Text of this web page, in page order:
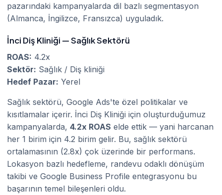
pazarındaki kampanyalarda dil bazlı segmentasyon
(Almanca, İngilizce, Fransızca) uyguladık.
İnci Diş Kliniği — Sağlık Sektörü
ROAS: 4.2x
Sektör: Sağlık / Diş kliniği
Hedef Pazar: Yerel
Sağlık sektörü, Google Ads'te özel politikalar ve
kısıtlamalar içerir. İnci Diş Kliniği için oluşturduğumuz
kampanyalarda, 4.2x ROAS elde ettik — yani harcanan
her 1 birim için 4.2 birim gelir. Bu, sağlık sektörü
ortalamasının (2.8x) çok üzerinde bir performans.
Lokasyon bazlı hedefleme, randevu odaklı dönüşüm
takibi ve Google Business Profile entegrasyonu bu
başarının temel bileşenleri oldu.